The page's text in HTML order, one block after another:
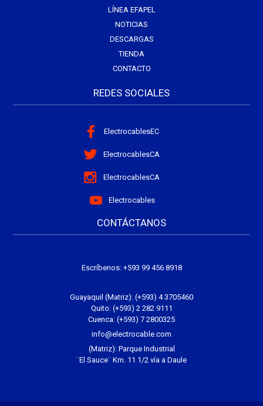
LÍNEA EFAPEL
NOTICIAS
DESCARGAS
TIENDA
CONTACTO
REDES SOCIALES
ElectrocablesEC
ElectrocablesCA
ElectrocablesCA
Electrocables
CONTÁCTANOS
Escríbenos: +593 99 456 8918
Guayaquil (Matriz): (+593) 4 3705460
Quito: (+593) 2 282 9111
Cuenca: (+593) 7 2800325
info@electrocable.com
(Matriz): Parque Industrial
¨El Sauce¨ Km. 11 1/2 vía a Daule